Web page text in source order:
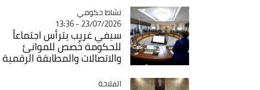
Catégorie
نشاط حكومي
23/07/2026 - 13:36
سيفي غريب يترأس اجتماعاً
للحكومة خُصص للموانئ
والاتصالات والمطابقة الرقمية
Catégorie
الفلاحة